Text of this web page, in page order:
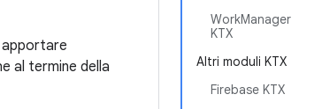
WorkManager
KTX
Altri moduli KTX
Firebase KTX
al termine della